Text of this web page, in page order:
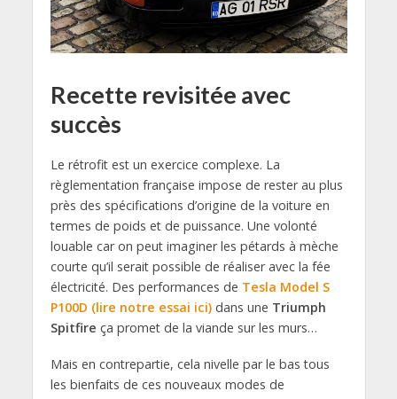
Recette revisitée avec
succès
Le rétrofit est un exercice complexe. La
règlementation française impose de rester au plus
près des spécifications d’origine de la voiture en
termes de poids et de puissance. Une volonté
louable car on peut imaginer les pétards à mèche
courte qu’il serait possible de réaliser avec la fée
électricité. Des performances de Tesla Model S
P100D (lire notre essai ici)dans une Triumph
Spitfire ça promet de la viande sur les murs…
Mais en contrepartie, cela nivelle par le bas tous
les bienfaits de ces nouveaux modes de